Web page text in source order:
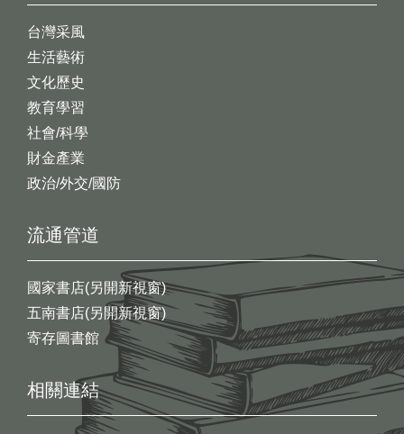
台灣采風
生活藝術
文化歷史
教育學習
社會/科學
財金產業
政治/外交/國防
流通管道
國家書店(另開新視窗)
五南書店(另開新視窗)
寄存圖書館
相關連結